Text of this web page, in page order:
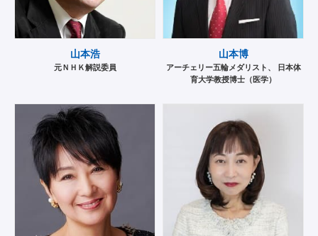
山本浩
元ＮＨＫ解説委員
山本博
アーチェリー五輪メダリスト、 日本体
育大学教授博士（医学）